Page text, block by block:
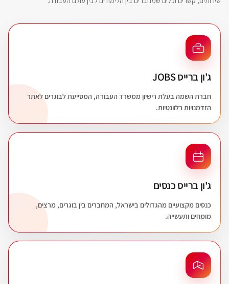
ג'ון ברייס JOBS
חברת השמה בעלת רישיון ממשרד העבודה, המסייעת לבוגרים לאתר
הזדמנויות רלוונטיות.
ג'ון ברייס כנסים
כנסים מקצועיים מהגדולים בישראל, המחברים בין בוגרים, מרצים,
מומחים ותעשייה.